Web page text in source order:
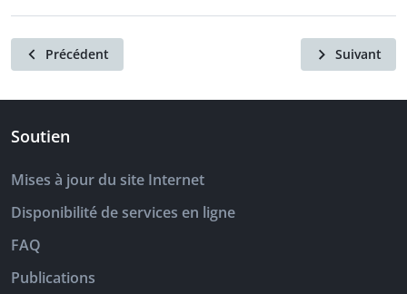
Précédent Suivant
Soutien
Mises à jour du site Internet
Disponibilité de services en ligne
FAQ
Publications